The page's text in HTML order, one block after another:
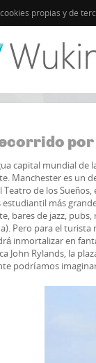
propias y de
capital mundial de
Manchester es un
Teatro de los
estudiantil más
bares de jazz,
Pero para el
inmortalizar en
John Rylands, la
podríamos